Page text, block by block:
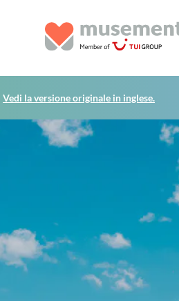
Vedi la versione originale in inglese.